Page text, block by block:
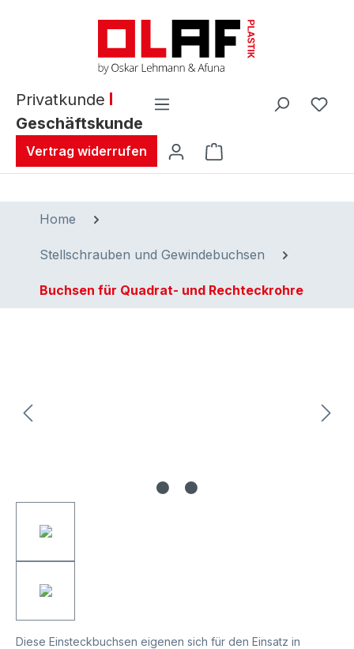
Privatkunde
Geschäftskunde
Vertrag widerrufen Warenkorb enthält
Home
Stellschrauben und Gewindebuchsen
Buchsen für Quadrat- und Rechteckrohre
Diese Einsteckbuchsen eigenen sich für den Einsatz in